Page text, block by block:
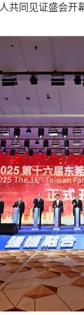
共同见证盛会开